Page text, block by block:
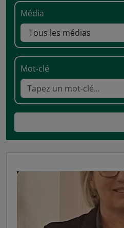
Média
Mot-clé